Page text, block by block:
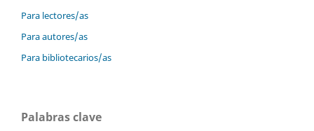
Para lectores/as
Para autores/as
Para bibliotecarios/as
Palabras clave